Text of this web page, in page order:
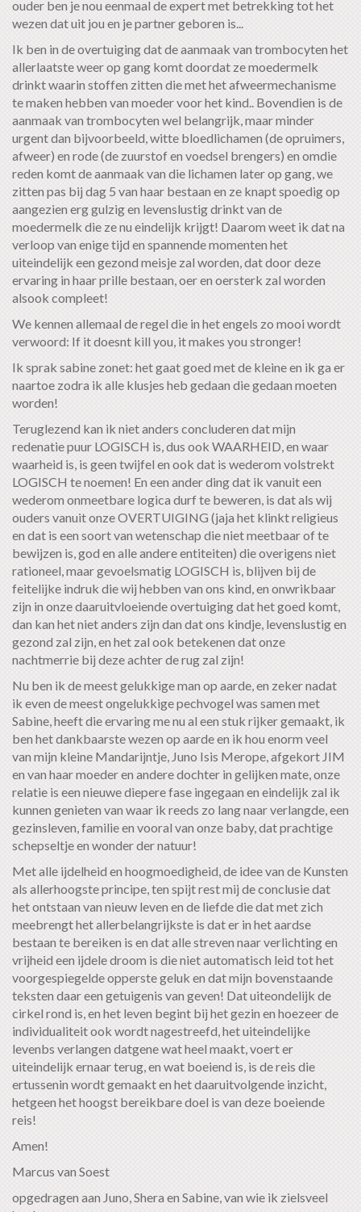
ouder ben je nou eenmaal de expert met betrekking tot het
wezen dat uit jou en je partner geboren is...
Ik ben in de overtuiging dat de aanmaak van trombocyten het
allerlaatste weer op gang komt doordat ze moedermelk
drinkt waarin stoffen zitten die met het afweermechanisme
te maken hebben van moeder voor het kind.. Bovendien is de
aanmaak van trombocyten wel belangrijk, maar minder
urgent dan bijvoorbeeld, witte bloedlichamen (de opruimers,
afweer) en rode (de zuurstof en voedsel brengers) en omdie
reden komt de aanmaak van die lichamen later op gang, we
zitten pas bij dag 5 van haar bestaan en ze knapt spoedig op
aangezien erg gulzig en levenslustig drinkt van de
moedermelk die ze nu eindelijk krijgt! Daarom weet ik dat na
verloop van enige tijd en spannende momenten het
uiteindelijk een gezond meisje zal worden, dat door deze
ervaring in haar prille bestaan, oer en oersterk zal worden
alsook compleet!
We kennen allemaal de regel die in het engels zo mooi wordt
verwoord: If it doesnt kill you, it makes you stronger!
Ik sprak sabine zonet: het gaat goed met de kleine en ik ga er
naartoe zodra ik alle klusjes heb gedaan die gedaan moeten
worden!
Teruglezend kan ik niet anders concluderen dat mijn
redenatie puur LOGISCH is, dus ook WAARHEID, en waar
waarheid is, is geen twijfel en ook dat is wederom volstrekt
LOGISCH te noemen! En een ander ding dat ik vanuit een
wederom onmeetbare logica durf te beweren, is dat als wij
ouders vanuit onze OVERTUIGING (jaja het klinkt religieus
en dat is een soort van wetenschap die niet meetbaar of te
bewijzen is, god en alle andere entiteiten) die overigens niet
rationeel, maar gevoelsmatig LOGISCH is, blijven bij de
feitelijke indruk die wij hebben van ons kind, en onwrikbaar
zijn in onze daaruitvloeiende overtuiging dat het goed komt,
dan kan het niet anders zijn dan dat ons kindje, levenslustig en
gezond zal zijn, en het zal ook betekenen dat onze
nachtmerrie bij deze achter de rug zal zijn!
Nu ben ik de meest gelukkige man op aarde, en zeker nadat
ik even de meest ongelukkige pechvogel was samen met
Sabine, heeft die ervaring me nu al een stuk rijker gemaakt, ik
ben het dankbaarste wezen op aarde en ik hou enorm veel
van mijn kleine Mandarijntje, Juno Isis Merope, afgekort JIM
en van haar moeder en andere dochter in gelijken mate, onze
relatie is een nieuwe diepere fase ingegaan en eindelijk zal ik
kunnen genieten van waar ik reeds zo lang naar verlangde, een
gezinsleven, familie en vooral van onze baby, dat prachtige
schepseltje en wonder der natuur!
Met alle ijdelheid en hoogmoedigheid, de idee van de Kunsten
als allerhoogste principe, ten spijt rest mij de conclusie dat
het ontstaan van nieuw leven en de liefde die dat met zich
meebrengt het allerbelangrijkste is dat er in het aardse
bestaan te bereiken is en dat alle streven naar verlichting en
vrijheid een ijdele droom is die niet automatisch leid tot het
voorgespiegelde opperste geluk en dat mijn bovenstaande
teksten daar een getuigenis van geven! Dat uiteondelijk de
cirkel rond is, en het leven begint bij het gezin en hoezeer de
individualiteit ook wordt nagestreefd, het uiteindelijke
levenbs verlangen datgene wat heel maakt, voert er
uiteindelijk ernaar terug, en wat boeiend is, is de reis die
ertussenin wordt gemaakt en het daaruitvolgende inzicht,
hetgeen het hoogst bereikbare doel is van deze boeiende
reis!
Amen!
Marcus van Soest
opgedragen aan Juno, Shera en Sabine, van wie ik zielsveel